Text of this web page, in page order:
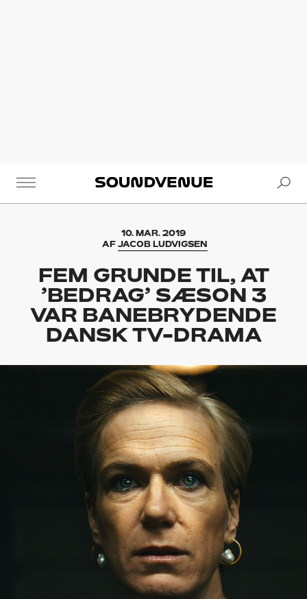
Soundvenue
10. MAR. 2019
AFJACOB LUDVIGSEN
FEM GRUNDE TIL, AT
’BEDRAG’ SÆSON 3
VAR BANEBRYDENDE
DANSK TV-DRAMA